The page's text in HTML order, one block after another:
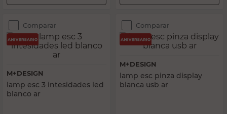
Comparar
M+DESIGN
lamp esc 3 intesidades led
blanco ar
Comparar
M+DESIGN
lamp esc pinza display
blanca usb ar